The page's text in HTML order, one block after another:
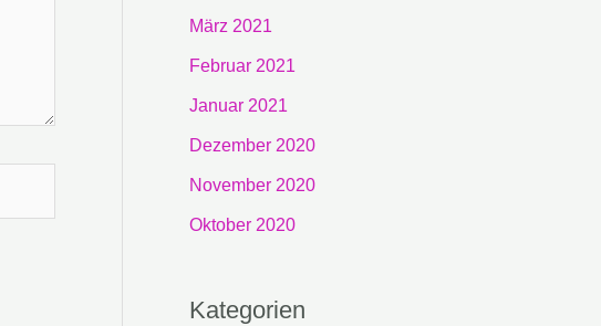
März 2021
Februar 2021
Januar 2021
Dezember 2020
November 2020
Oktober 2020
Kategorien